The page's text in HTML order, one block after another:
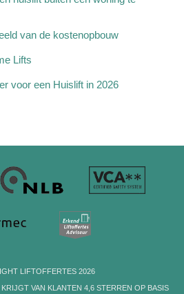
van de kostenopbouw
Lifts
voor een Huislift in 2026
LIFTOFFERTES 2026
VAN KLANTEN 4,6STERREN OP BASIS